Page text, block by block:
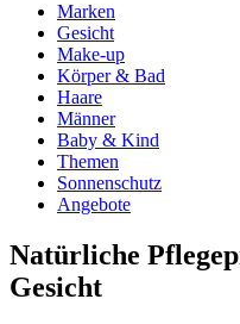
Marken
Gesicht
Make-up
Körper & Bad
Haare
Männer
Baby & Kind
Themen
Sonnenschutz
Angebote
Natürliche
Gesicht